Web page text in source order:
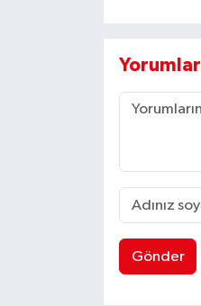
Yorumlar
Gönder